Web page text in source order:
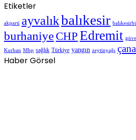
Etiketler
akparti ayvalıkbalıkesir
burhaniye CHP Edremit
Kurban Mhp sağlık Türkiye yangın zeytinyağı
Haber Görsel